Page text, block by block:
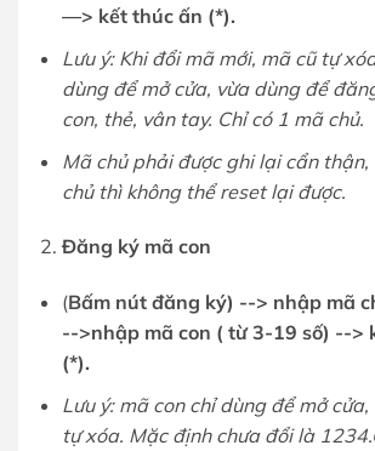
—> kết thúc ấn (*).
Lưu ý: Khi đổi mã mới, mã cũ tự
dùng để mở cửa, vừa dùng để
con, thẻ, vân tay. Chỉ có 1 mã chủ.
Mã chủ phải được ghi lại cẩn thận,
chủ thì không thể reset lại được.
Đăng ký mã con
(Bấm nút đăng ký) --> nhập mã
-->nhập mã con ( từ3-19 số) -->
(*).
Lưu ý: mã con chỉ dùng để mở
tự xóa. Mặc định chưa đổi là